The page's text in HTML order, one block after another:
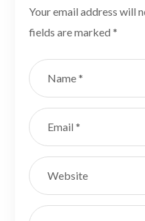
Your email address will
fields are marked*